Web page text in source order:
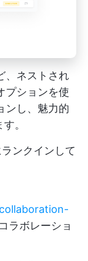
、ネストされ
プションを使
ンし、魅力的
。
ンクインして
ラボレーショ